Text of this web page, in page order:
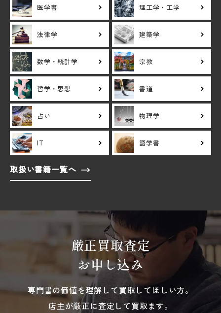
医学書 理工学・工学
法律学 建築学
数学・統計学 宗教
哲学・思想 書道
占い 物理学
IT 語学書
取扱い書籍一覧へ
厳正買取査定
お申し込み
専門書の価値を理解して買取してほしい方。
店主が厳正に査定して買取ます。